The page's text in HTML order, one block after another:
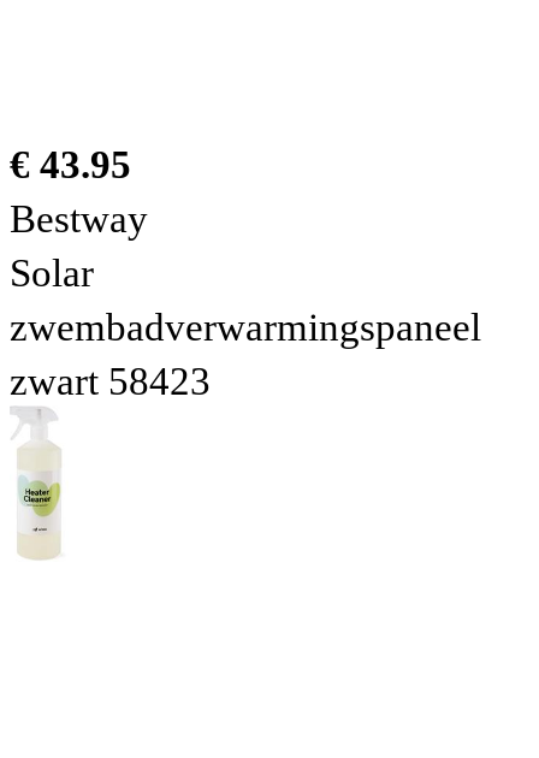
€ 43.95
Bestway
Solar
zwembadverwarmingspaneel
zwart 58423